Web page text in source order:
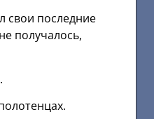
свои последние
получалось,